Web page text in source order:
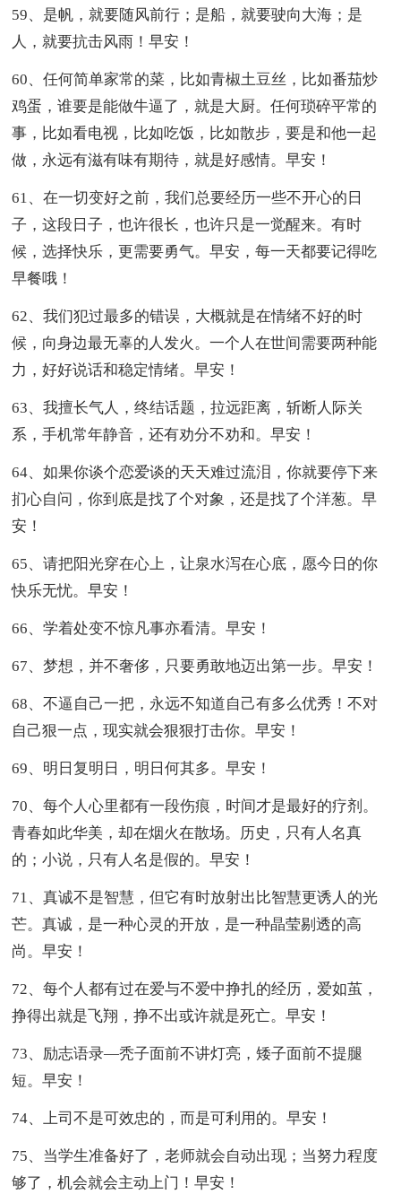
59、是帆，就要随风前行；是船，就要驶向大海；是
人，就要抗击风雨！早安！
60、任何简单家常的菜，比如青椒土豆丝，比如番茄炒
鸡蛋，谁要是能做牛逼了，就是大厨。任何琐碎平常的
事，比如看电视，比如吃饭，比如散步，要是和他一起
做，永远有滋有味有期待，就是好感情。早安！
61、在一切变好之前，我们总要经历一些不开心的日
子，这段日子，也许很长，也许只是一觉醒来。有时
候，选择快乐，更需要勇气。早安，每一天都要记得吃
早餐哦！
62、我们犯过最多的错误，大概就是在情绪不好的时
候，向身边最无辜的人发火。一个人在世间需要两种能
力，好好说话和稳定情绪。早安！
63、我擅长气人，终结话题，拉远距离，斩断人际关
系，手机常年静音，还有劝分不劝和。早安！
64、如果你谈个恋爱谈的天天难过流泪，你就要停下来
扪心自问，你到底是找了个对象，还是找了个洋葱。早
安！
65、请把阳光穿在心上，让泉水泻在心底，愿今日的你
快乐无忧。早安！
66、学着处变不惊凡事亦看清。早安！
67、梦想，并不奢侈，只要勇敢地迈出第一步。早安！
68、不逼自己一把，永远不知道自己有多么优秀！不对
自己狠一点，现实就会狠狠打击你。早安！
69、明日复明日，明日何其多。早安！
70、每个人心里都有一段伤痕，时间才是最好的疗剂。
青春如此华美，却在烟火在散场。历史，只有人名真
的；小说，只有人名是假的。早安！
71、真诚不是智慧，但它有时放射出比智慧更诱人的光
芒。真诚，是一种心灵的开放，是一种晶莹剔透的高
尚。早安！
72、每个人都有过在爱与不爱中挣扎的经历，爱如茧，
挣得出就是飞翔，挣不出或许就是死亡。早安！
73、励志语录—秃子面前不讲灯亮，矮子面前不提腿
短。早安！
74、上司不是可效忠的，而是可利用的。早安！
75、当学生准备好了，老师就会自动出现；当努力程度
够了，机会就会主动上门！早安！